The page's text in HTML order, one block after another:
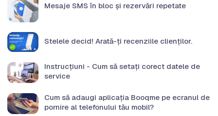
Mesaje SMS în bloc și rezervări repetate
Stelele decid! Arată-ți recenziile clienților.
Instrucțiuni - Cum să setați corect datele de
service
Cum să adaugi aplicația Booqme pe ecranul de
pornire al telefonului tău mobil?